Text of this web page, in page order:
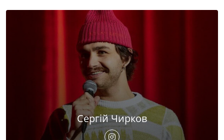
Сергій Чирков